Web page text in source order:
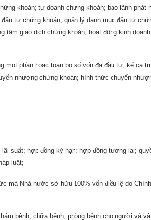
khoán; tự doanh chứng khoán; bảo lãnh phát
tư chứng khoán; quản lý danh mục đầu tư
tâm giao dịch chứng khoán; hoạt động kinh
một phần hoặc toàn bộ số vốn đã đầu tư, kể cả
nhượng chứng khoán; hình thức chuyển
suất; hợp đồng kỳ hạn; hợp đồng tương lai;
luật;
mà Nhà nước sở hữu 100% vốn điều lệ do
bệnh, chữa bệnh, phòng bệnh cho người và